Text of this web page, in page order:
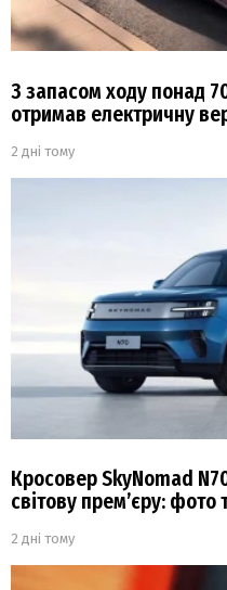
З запасом ходу понад
отримав електричну
2 дні тому
Кросовер SkyNomad
світову прем’єру: фото
2 дні тому